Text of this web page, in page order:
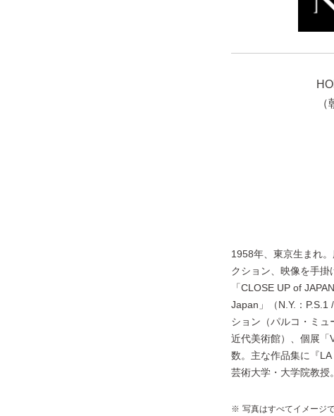
1958年、東京生まれ
クション、映像を手掛
「CLOSE UP of
Japan」（N.Y.：
ション（パルコ・ミ
近代美術館）、個展「
数。主な作品集に『
芸術大学・大学院教授。
写真はすべてイメージで